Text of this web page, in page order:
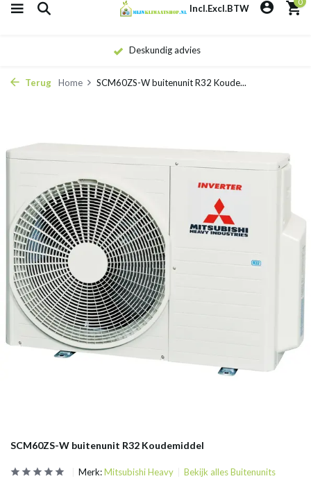
Incl.Excl.BTW
Deskundig advies
Terug Home SCM60ZS-W buitenunit R32 Koude...
SCM60ZS-W buitenunit R32 Koudemiddel
Merk:Mitsubishi Heavy Bekijk alles Buitenunits